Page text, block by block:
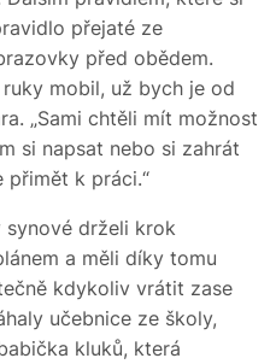
přejaté ze
před obědem.
mobil, už bych je od
„Sami chtěli mít možnost
si napsat nebo si zahrát
přimět k práci.“
synové drželi krok
a měli díky tomu
kdykoliv vrátit zase
učebnice ze školy,
kluků, která